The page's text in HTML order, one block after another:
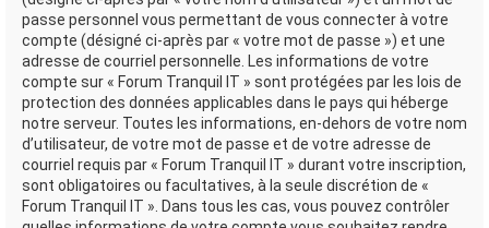
passe personnel vous permettant de vous connecter à votre
compte (désigné ci-après par « votre mot de passe ») et une
adresse de courriel personnelle. Les informations de votre
compte sur « Forum Tranquil IT » sont protégées par les lois de
protection des données applicables dans le pays qui héberge
notre serveur. Toutes les informations, en-dehors de votre nom
d’utilisateur, de votre mot de passe et de votre adresse de
courriel requis par « Forum Tranquil IT » durant votre inscription,
sont obligatoires ou facultatives, à la seule discrétion de «
Forum Tranquil IT ». Dans tous les cas, vous pouvez contrôler